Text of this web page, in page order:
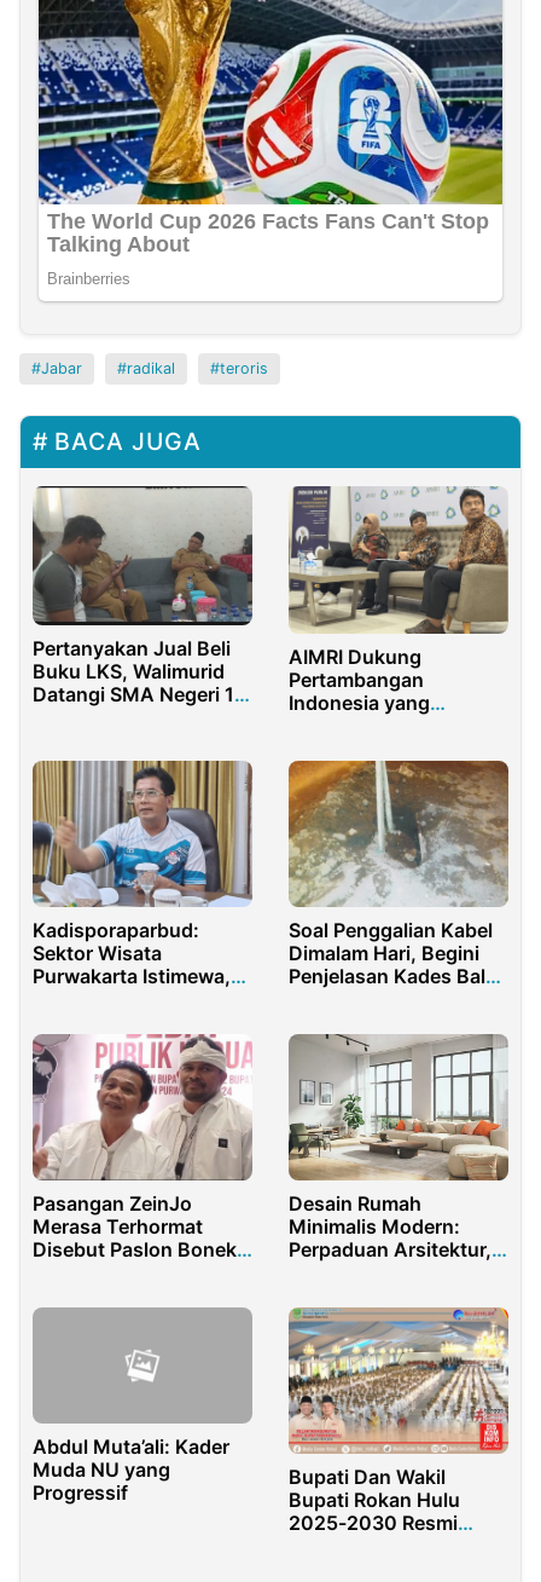
Jabar radikal teroris
BACA JUGA
Pertanyakan Jual Beli
Buku LKS, Walimurid
Datangi SMA Negeri 1
AIMRI Dukung
Pertambangan
Indonesia yang
Kadisporaparbud:
Sektor Wisata
Purwakarta Istimewa,
Daerah
Soal Penggalian Kabel
Dimalam Hari, Begini
Penjelasan Kades Balak
Pasangan ZeinJo
Merasa Terhormat
Disebut Paslon Boneka
Rakyat
Desain Rumah
Minimalis Modern:
Perpaduan Arsitektur,
Abdul Muta’ali: Kader
Muda NU yang
Progressif
Bupati Dan Wakil
Bupati Rokan Hulu
2025-2030 Resmi